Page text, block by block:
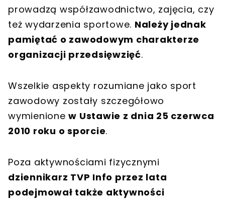
prowadzą współzawodnictwo, zajęcia, czy
też wydarzenia sportowe. Należy jednak
pamiętać o zawodowym charakterze
organizacji przedsięwzięć.
Wszelkie aspekty rozumiane jako sport
zawodowy zostały szczegółowo
wymienionew Ustawie z dnia 25 czerwca
2010 roku o sporcie.
Poza aktywnościami fizycznymi
dziennikarz TVP Info przez lata
podejmował także aktywności